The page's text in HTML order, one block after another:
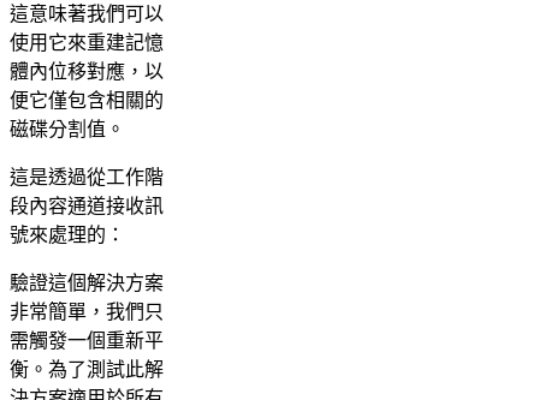
這意味著我們可以
使用它來重建記憶
體內位移對應，以
便它僅包含相關的
磁碟分割值。
這是透過從工作階
段內容通道接收訊
號來處理的：
驗證這個解決方案
非常簡單，我們只
需觸發一個重新平
衡。為了測試此解